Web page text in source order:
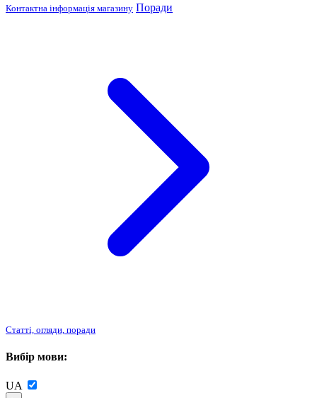
Контактна інформація магазину Поради
Статті, огляди, поради
Вибір мови:
UA